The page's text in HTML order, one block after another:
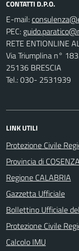
CONTATTI D.P.O.
E-mail:
PEC:
RETE ENTIONLINE
Via Triumplina n°
25136 BRESCIA
Tel.: 030- 2531939
LINK UTILI
Protezione Civile
Provincia di COSENZA
Regione CALABRIA
Gazzetta Ufficiale
Bollettino Ufficiale
Protezione Civile
Calcolo IMU